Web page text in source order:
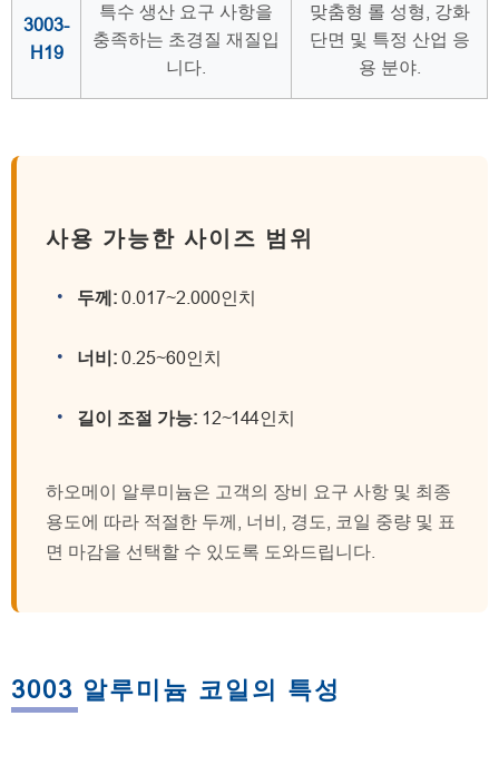
3003-
H19
특수 생산 요구 사항을
충족하는 초경질 재질입
니다.
맞춤형 롤 성형, 강화
단면 및 특정 산업 응
용 분야.
사용 가능한 사이즈 범위
두께: 0.017~2.000인치
너비: 0.25~60인치
길이 조절 가능: 12~144인치
하오메이 알루미늄은 고객의 장비 요구 사항 및 최종
용도에 따라 적절한 두께, 너비, 경도, 코일 중량 및 표
면 마감을 선택할 수 있도록 도와드립니다.
3003 알루미늄 코일의 특성